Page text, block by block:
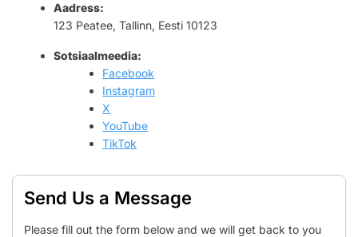
Aadress:
123 Peatee, Tallinn, Eesti 10123
Sotsiaalmeedia:
Facebook
Instagram
X
YouTube
TikTok
Send Us a Message
Please fill out the form below and we will get back to you